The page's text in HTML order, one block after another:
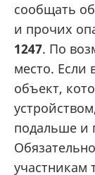
сообщать
и прочих
1247. По
место. Если
объект,
подальше и
участникам